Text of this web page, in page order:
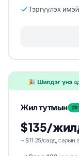
Тэргүүлэх
🎉 Шилдэг үнэ
Жил тутмын
$135/
~ $11.25/сард, сарын